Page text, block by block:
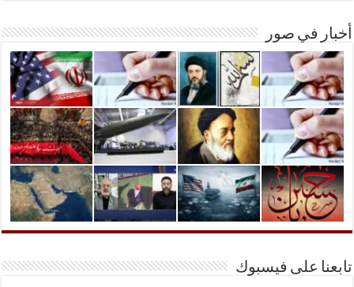
أخبار في صور
تابعنا على فيسبوك